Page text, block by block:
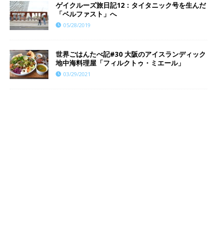
ゲイクルーズ旅日記12：タイタニック号を生んだ
「ベルファスト」へ
05/28/2019
世界ごはんたべ記#30 大阪のアイスランディック
地中海料理屋「フィルクトゥ・ミエール」
03/29/2021